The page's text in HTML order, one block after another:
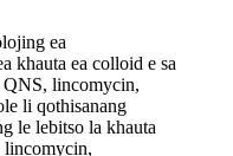
ea
khauta ea colloid e sa
QNS, lincomycin,
li qothisanang
le lebitso la khauta
lincomycin,